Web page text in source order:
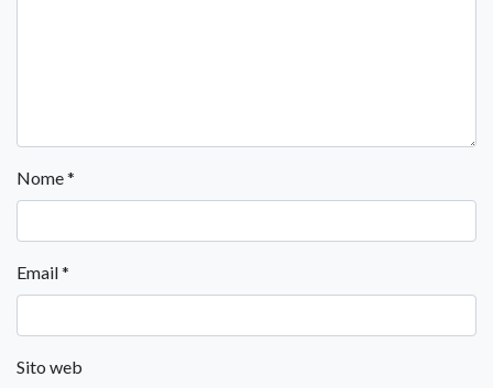
Nome*
Email*
Sito web